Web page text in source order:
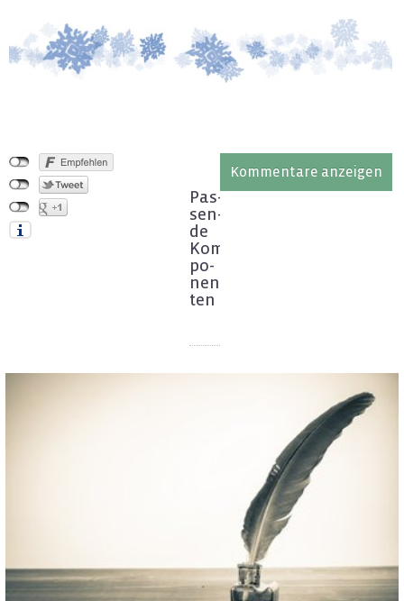
Kommentare anzeigen
Pas­
sen­
de
Kom­
po­
nen­
ten